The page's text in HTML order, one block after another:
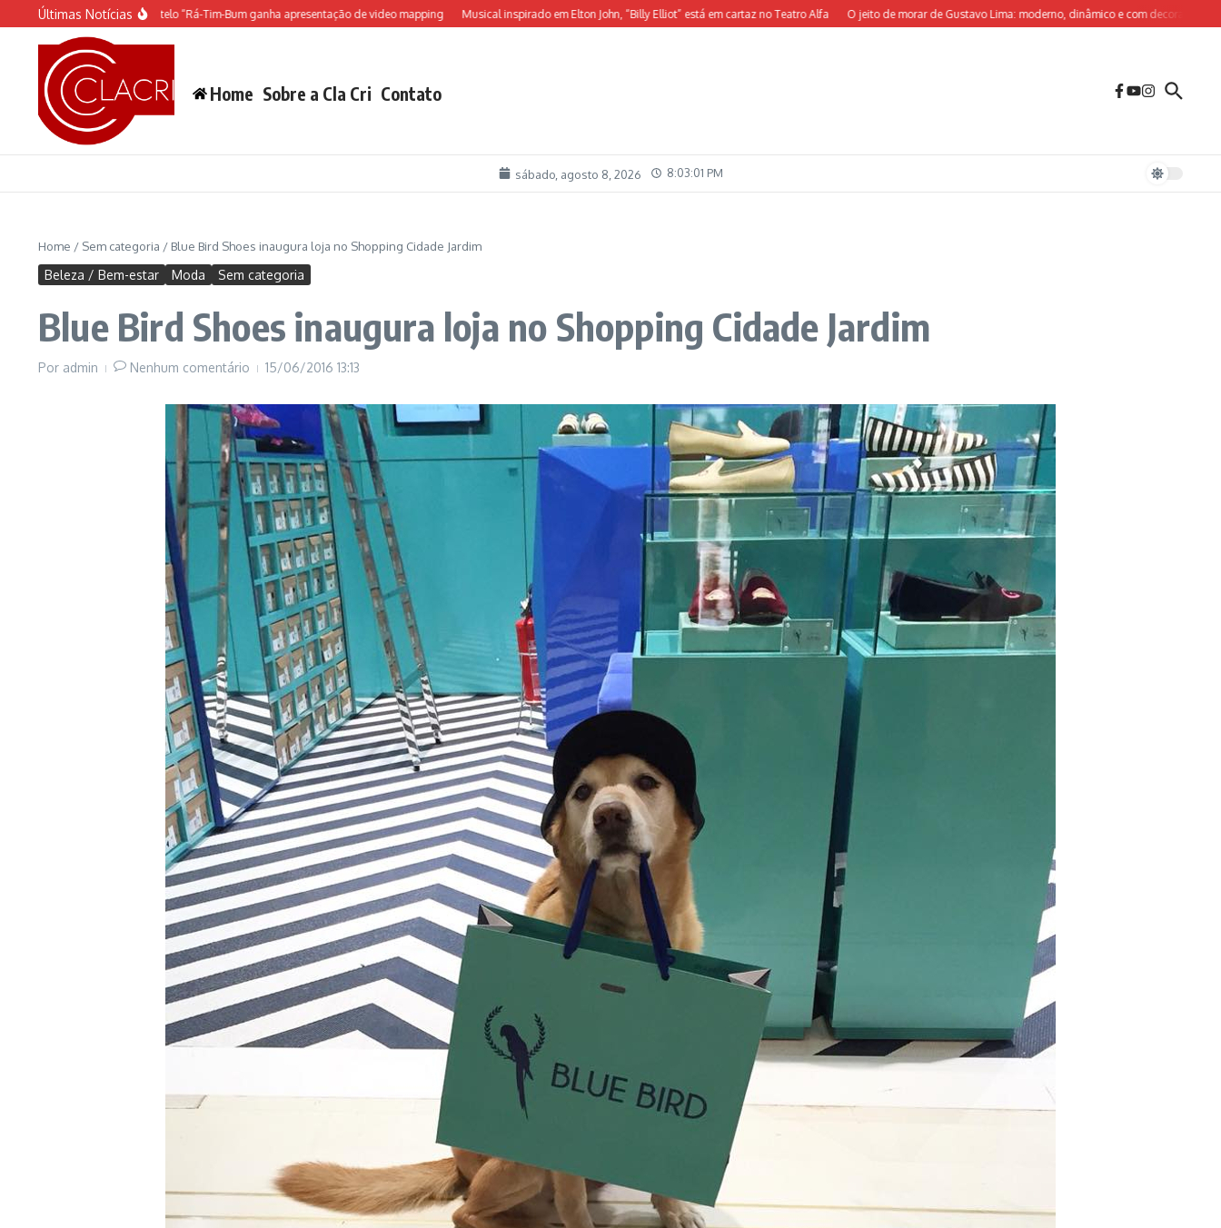
Ir para o conteúdo
Últimas Notícias
O espetáculo do Castelo “Rá-Tim-Bum ganha apresentação de video mapping Musical inspirado em Elton John, “Billy Elliot” está em cartaz no Teatro Alfa O jeito de morar de Gustavo Lima: moderno, dinâmico e com decoração sob
Home Sobre a Cla Cri Contato
sábado, agosto 8, 2026 8:03:03 PM
Home / Sem categoria / Blue Bird Shoes inaugura loja no Shopping Cidade Jardim
Beleza / Bem-estar Moda Sem categoria
Blue Bird Shoes inaugura loja no Shopping Cidade Jardim
Por admin Nenhum comentário 15/06/2016 13:13